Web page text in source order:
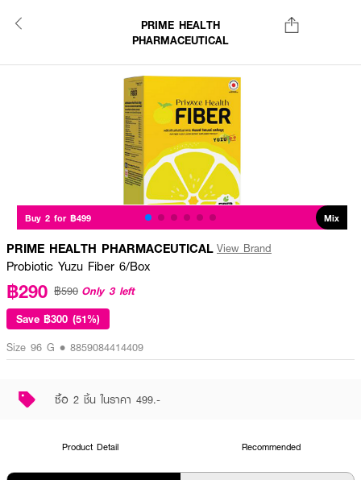
PRIME HEALTH
PHARMACEUTICAL
Buy 2 for ฿499 Mix
PRIME HEALTH PHARMACEUTICAL View Brand
Probiotic Yuzu Fiber 6/Box
฿290 ฿590 Only 3 left
Save ฿300 (51%)
Size 96 G • 8859084414409
ซื้อ 2 ชิ้น ในราคา 499.-
Product Detail Recommended